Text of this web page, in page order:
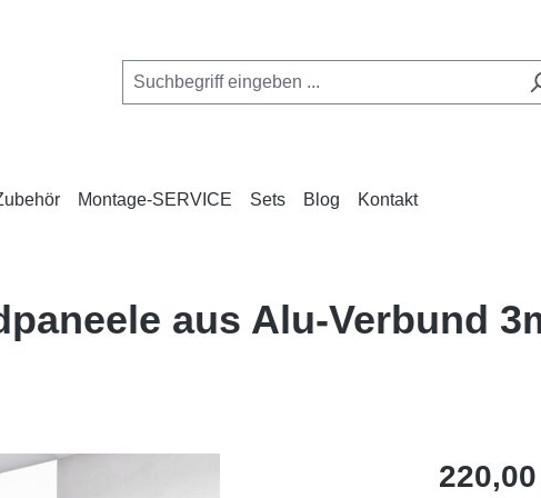
Montage-SERVICE Sets Blog Kontakt
aus Alu-Verbund
Regulärer